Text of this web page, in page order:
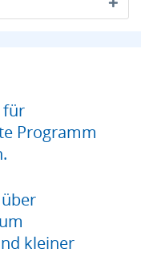
für
Programm
kleiner